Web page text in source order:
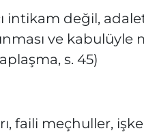
intikam değil,
ve kabulüyle
s. 45)
faili meçhuller,